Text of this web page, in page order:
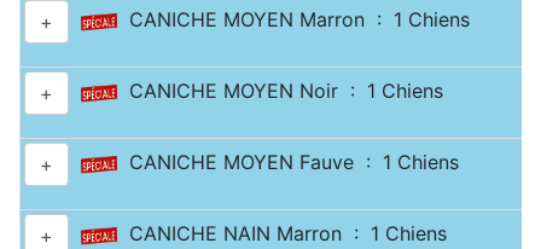
+ CANICHE MOYEN Marron : 1 Chiens
+ CANICHE MOYEN Noir : 1 Chiens
+ CANICHE MOYEN Fauve : 1 Chiens
+ CANICHE NAIN Marron : 1 Chiens